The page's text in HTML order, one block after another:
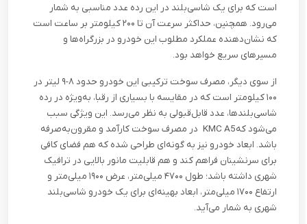
است که برای یک شاسی‌بلند در این رده عدد مناسبی به شمار
می‌رود. همچنین، حداکثر سرعت آن تا ۲۰۰ کیلومتر بر ساعت است
که نشان‌دهنده عملکرد مطلوب این خودرو در بزرگراه‌ها و
مسیرهای سریع خواهد بود.
از سوی دیگر، مصرف سوخت ترکیبی این خودرو حدود ۸-۹ لیتر در
۱۰۰ کیلومتر است که در مقایسه با بسیاری از رقبا، به‌ویژه در رده
شاسی‌بلندها، عدد قابل‌قبولی به نظر می‌رسد. این ویژگی سبب
می‌شود کهKMC A5 در مصرف سوخت کارآمد و مقرون‌به‌صرفه
باشد. ابعاد خودرو نیز به گونه‌ای طراحی شده که هم فضای کافی
برای سرنشینان فراهم کند و هم قابلیت مانور بالایی در ترافیک
شهری داشته باشد؛ طول ۴۷۰۰ میلی‌متر، عرض ۱۹۰۰ میلی‌متر و
ارتفاع ۱۷۰۰ میلی‌متر، ابعاد بهینه‌ای برای یک خودرو شاسی‌بلند
شهری به شمار می‌آید.